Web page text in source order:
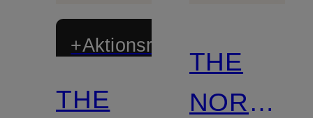
+Aktionsrabatt
THE
THE
NORTH